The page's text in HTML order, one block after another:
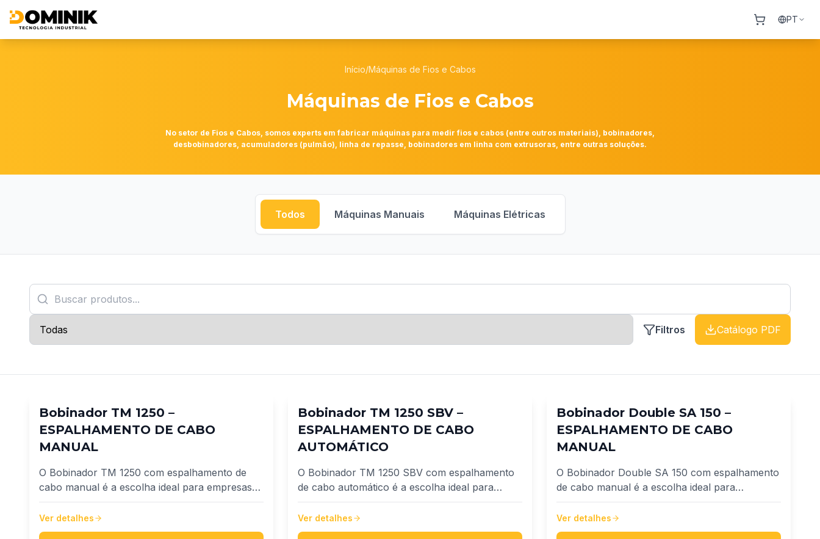
PT
Início/Máquinas de Fios e Cabos
Máquinas de Fios e Cabos
No setor de Fios e Cabos, somos experts em fabricar máquinas para medir fios e cabos (entre outros materiais), bobinadores,
desbobinadores, acumuladores (pulmão), linha de repasse, bobinadores em linha com extrusoras, entre outras soluções.
Todos Máquinas Manuais Máquinas Elétricas
Filtros Catálogo PDF
Bobinador TM 1250 –
ESPALHAMENTO DE CABO
MANUAL
O Bobinador TM 1250 com espalhamento de
cabo manual é a escolha ideal para empresas
que buscam produtividade, precisão e inovação
no fracionamento de fios e cabos. Desenvolvido
para atender uma ampla faixa de cabos, de 1,5
Ver detalhes
Bobinador TM 1250 SBV –
ESPALHAMENTO DE CABO
AUTOMÁTICO
O Bobinador TM 1250 SBV com espalhamento
de cabo automático é a escolha ideal para
empresas que buscam produtividade, precisão e
inovação no fracionamento de fios e cabos.
Desenvolvido para atender uma ampla faixa de
Ver detalhes
Bobinador Double SA 150 –
ESPALHAMENTO DE CABO
MANUAL
O Bobinador Double SA 150 com espalhamento
de cabo manual é a escolha ideal para
empresas que buscam produtividade, precisão e
inovação no fracionamento de fios e cabos.
Desenvolvido para atender uma ampla faixa de
Ver detalhes